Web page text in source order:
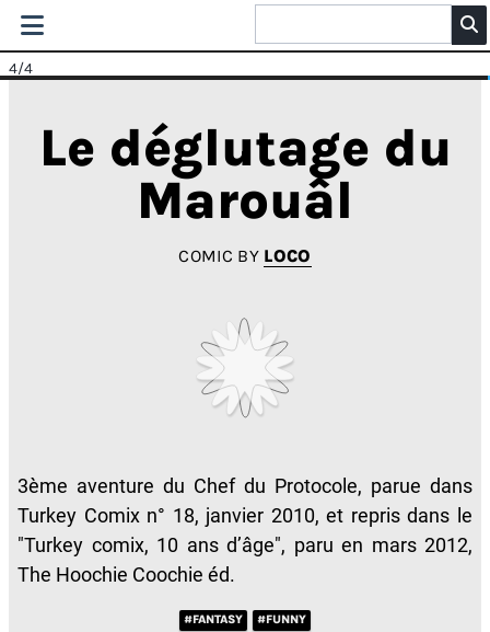
4/4
Le déglutage du
Marouâl
COMIC BY LOCO
3ème aventure du Chef du Protocole, parue dans
Turkey Comix n° 18, janvier 2010, et repris dans le
"Turkey comix, 10 ans d’âge", paru en mars 2012,
The Hoochie Coochie éd.
#FANTASY #FUNNY